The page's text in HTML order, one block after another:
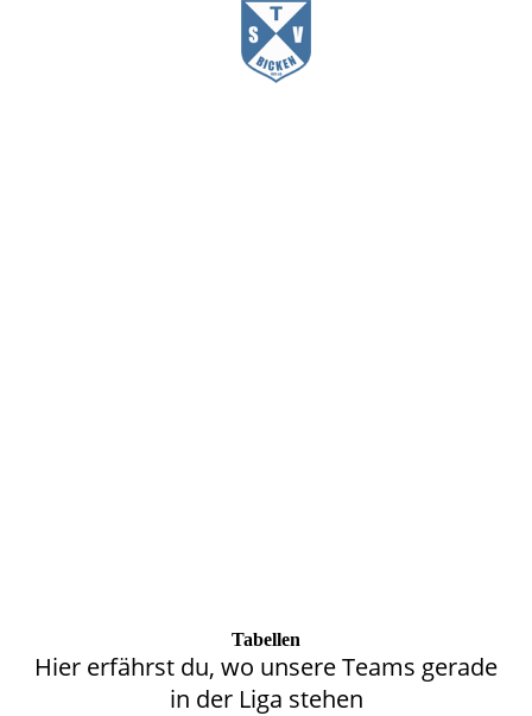
Tabellen
Hier erfährst du, wo unsere Teams gerade
in der Liga stehen